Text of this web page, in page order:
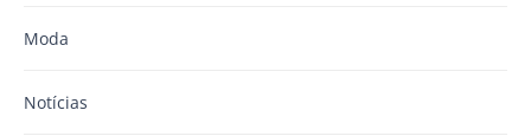
Moda
Notícias